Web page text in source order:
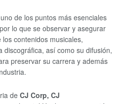
de los puntos más esenciales
lo que se observar y asegurar
contenidos musicales,
discográfica, así como su difusión,
preservar su carrera y además
de CJ Corp, CJ